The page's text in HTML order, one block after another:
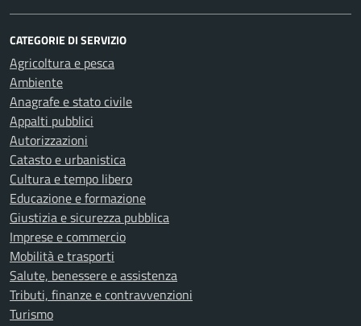
CATEGORIE DI SERVIZIO
Agricoltura e pesca
Ambiente
Anagrafe e stato civile
Appalti pubblici
Autorizzazioni
Catasto e urbanistica
Cultura e tempo libero
Educazione e formazione
Giustizia e sicurezza pubblica
Imprese e commercio
Mobilità e trasporti
Salute, benessere e assistenza
Tributi, finanze e contravvenzioni
Turismo